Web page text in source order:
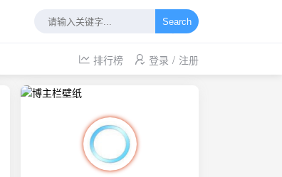
Search
排行榜 登录 / 注册